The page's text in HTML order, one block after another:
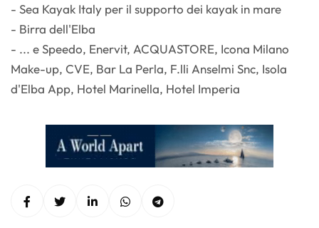
- Sea Kayak Italy per il supporto dei kayak in mare
- Birra dell'Elba
- ... e Speedo, Enervit, ACQUASTORE, Icona Milano
Make-up, CVE, Bar La Perla, F.lli Anselmi Snc, Isola
d'Elba App, Hotel Marinella, Hotel Imperia